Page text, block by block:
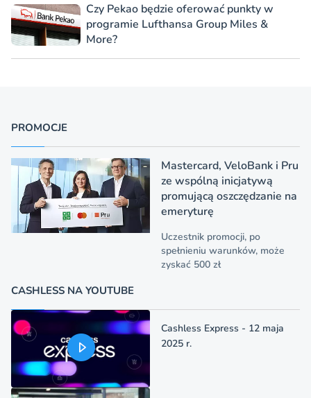
Czy Pekao będzie oferować punkty w
programie Lufthansa Group Miles &
More?
PROMOCJE
Mastercard, VeloBank i Pru
ze wspólną inicjatywą
promującą oszczędzanie na
emeryturę
Uczestnik promocji, po
spełnieniu warunków, może
zyskać 500 zł
CASHLESS NA YOUTUBE
Cashless Express - 12 maja
2025 r.